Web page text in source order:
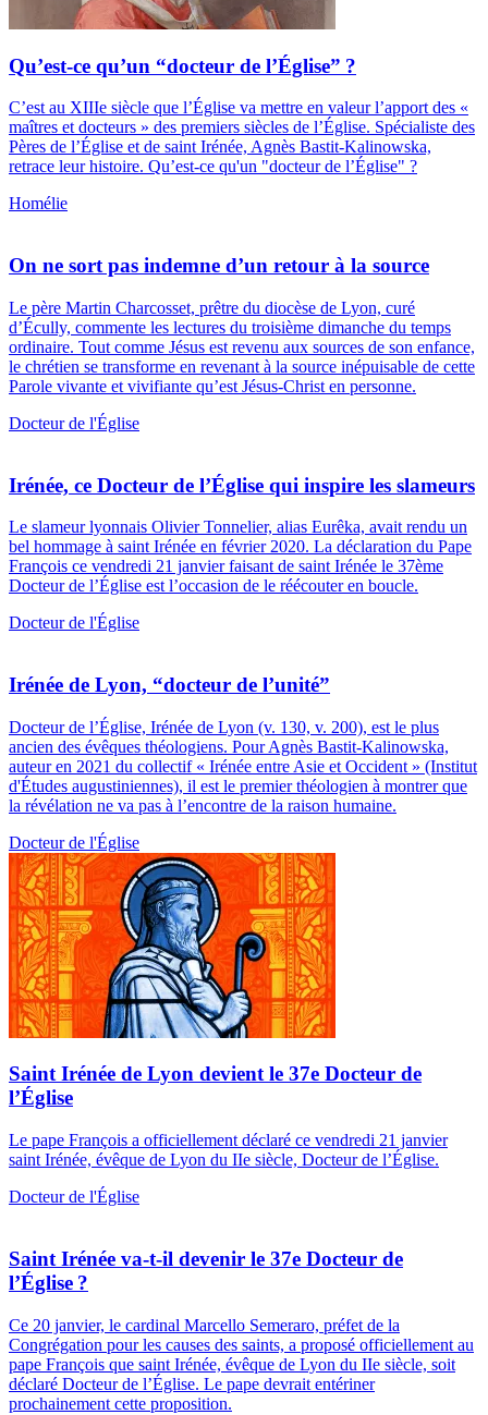
Qu’est-ce qu’un “docteur de l’Église” ?
C’est au XIIIe siècle que l’Église va mettre en valeur l’apport des «
maîtres et docteurs » des premiers siècles de l’Église. Spécialiste des
Pères de l’Église et de saint Irénée, Agnès Bastit-Kalinowska,
retrace leur histoire. Qu’est-ce qu'un "docteur de l’Église" ?
Homélie
On ne sort pas indemne d’un retour à la source
Le père Martin Charcosset, prêtre du diocèse de Lyon, curé
d’Écully, commente les lectures du troisième dimanche du temps
ordinaire. Tout comme Jésus est revenu aux sources de son enfance,
le chrétien se transforme en revenant à la source inépuisable de cette
Parole vivante et vivifiante qu’est Jésus-Christ en personne.
Docteur de l'Église
Irénée, ce Docteur de l’Église qui inspire les slameurs
Le slameur lyonnais Olivier Tonnelier, alias Eurêka, avait rendu un
bel hommage à saint Irénée en février 2020. La déclaration du Pape
François ce vendredi 21 janvier faisant de saint Irénée le 37ème
Docteur de l’Église est l’occasion de le réécouter en boucle.
Docteur de l'Église
Irénée de Lyon, “docteur de l’unité”
Docteur de l’Église, Irénée de Lyon (v. 130, v. 200), est le plus
ancien des évêques théologiens. Pour Agnès Bastit-Kalinowska,
auteur en 2021 du collectif « Irénée entre Asie et Occident » (Institut
d'Études augustiniennes), il est le premier théologien à montrer que
la révélation ne va pas à l’encontre de la raison humaine.
Docteur de l'Église
Saint Irénée de Lyon devient le 37e Docteur de
l’Église
Le pape François a officiellement déclaré ce vendredi 21 janvier
saint Irénée, évêque de Lyon du IIe siècle, Docteur de l’Église.
Docteur de l'Église
Saint Irénée va-t-il devenir le 37e Docteur de
l’Église ?
Ce 20 janvier, le cardinal Marcello Semeraro, préfet de la
Congrégation pour les causes des saints, a proposé officiellement au
pape François que saint Irénée, évêque de Lyon du IIe siècle, soit
déclaré Docteur de l’Église. Le pape devrait entériner
prochainement cette proposition.